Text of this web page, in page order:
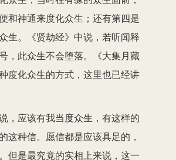
和神通来度化众生；还有第四是
生。《贤劫经》中说，若听闻释
，此众生不会堕落。《大集月藏
度化众生的方式，这里也已经讲
，应该有我当度众生，有这样的
这种信。愿信都是应该具足的，
但是最究竟的实相上来说，这一